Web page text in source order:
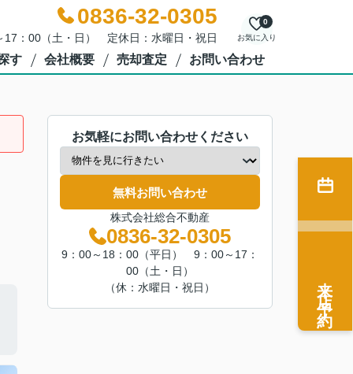
0836-32-0305
：00（土・日） 定休日：水曜日・祝日 お気に入り
0
す 会社概要 売却査定 お問い合わせ
お気軽にお問い合わせください
無料お問い合わせ
株式会社総合不動産
0836-32-0305
9：00～18：00（平日） 9：00～17：
00（土・日）
（休：水曜日・祝日）
来店予約